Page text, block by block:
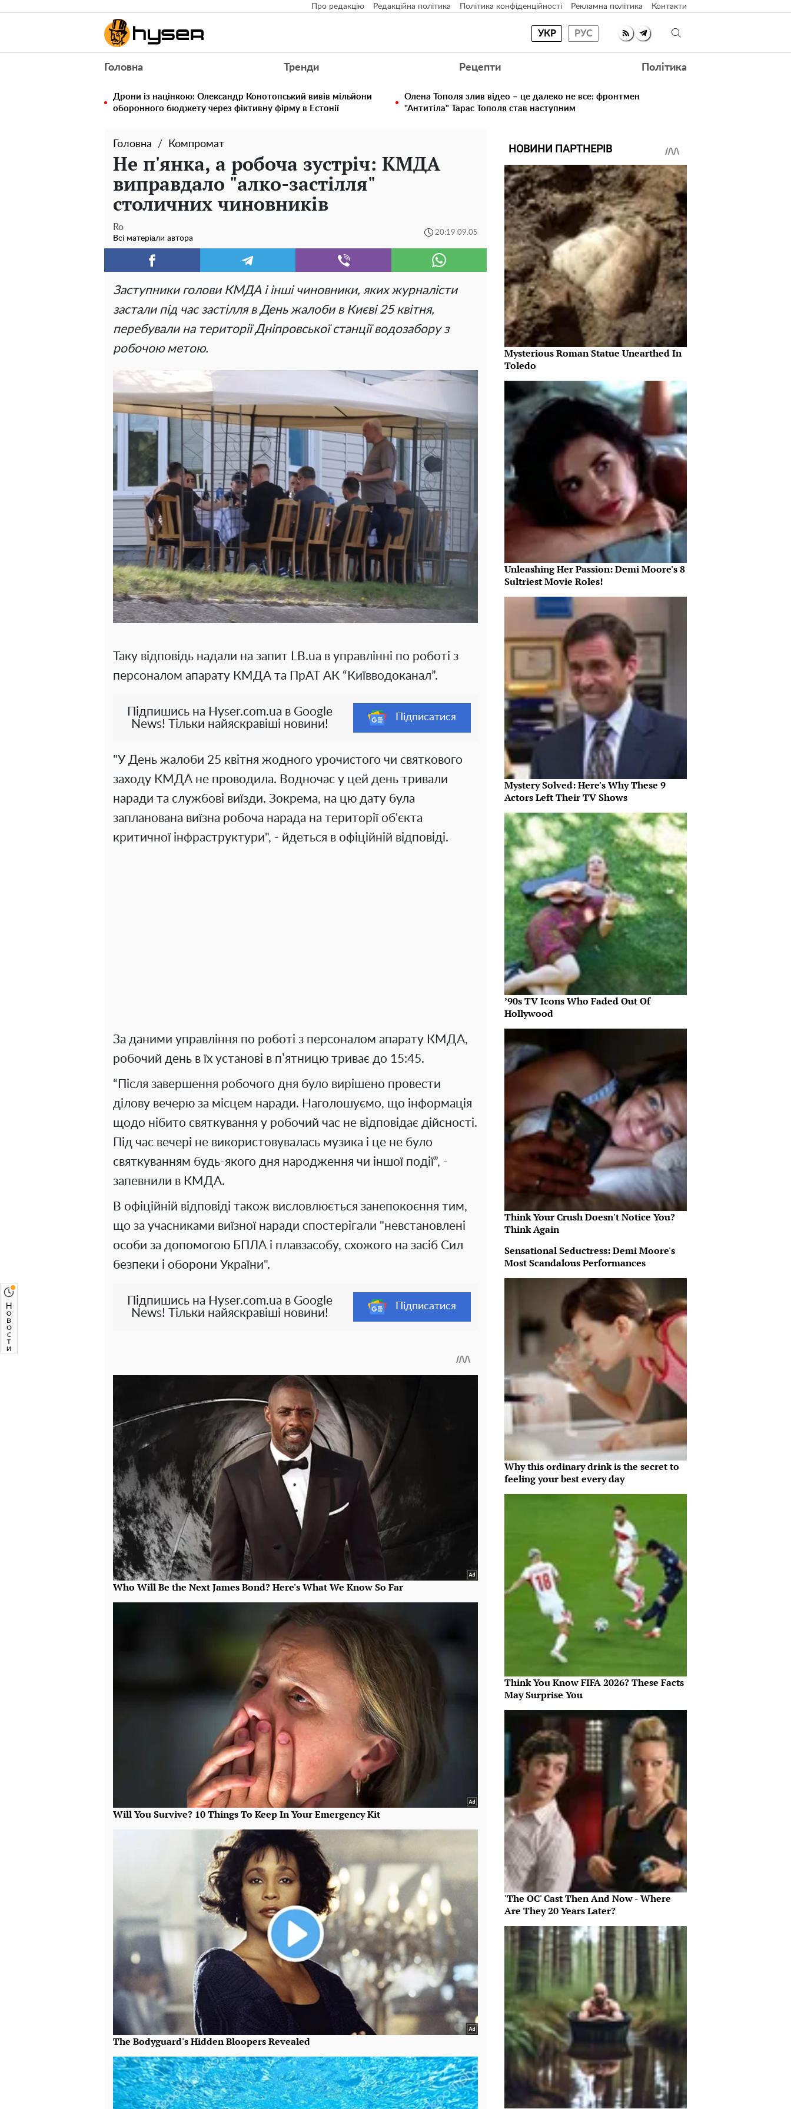
Про редакцію Редакційна політика Політика конфіденційності Рекламна політика Контакти
УКР РУС
Головна Тренди Рецепти Політика
Дрони із націнкою: Олександр Конотопський вивів мільйони
оборонного бюджету через фіктивну фірму в Естонії
Олена Тополя злив відео – це далеко не все: фронтмен
"Антитіла" Тарас Тополя став наступним
Головна Компромат
Не п'янка, а робоча зустріч: КМДА
виправдало "алко-застілля"
столичних чиновників
Ro
Всі матеріали автора
20:19 09.05
Заступники голови КМДА і інші чиновники, яких журналісти
застали під час застілля в День жалоби в Києві 25 квітня,
перебували на території Дніпровської станції водозабору з
робочою метою.
Таку відповідь надали на запит LB.ua в управлінні по роботі з
персоналом апарату КМДА та ПрАТ АК “Київводоканал”.
Підпишись на Hyser.com.ua в Google
News! Тільки найяскравіші новини!
Підписатися
"У День жалоби 25 квітня жодного урочистого чи святкового
заходу КМДА не проводила. Водночас у цей день тривали
наради та службові виїзди. Зокрема, на цю дату була
запланована виїзна робоча нарада на території об'єкта
критичної інфраструктури", - йдеться в офіційній відповіді.
За даними управління по роботі з персоналом апарату КМДА,
робочий день в їх установі в пʼятницю триває до 15:45.
“Після завершення робочого дня було вирішено провести
ділову вечерю за місцем наради. Наголошуємо, що інформація
щодо нібито святкування у робочий час не відповідає дійсності.
Під час вечері не використовувалась музика і це не було
святкуванням будь-якого дня народження чи іншої події”, -
запевнили в КМДА.
В офіційній відповіді також висловлюється занепокоєння тим,
що за учасниками виїзної наради спостерігали "невстановлені
особи за допомогою БПЛА і плавзасобу, схожого на засіб Сил
безпеки і оборони України".
Підпишись на Hyser.com.ua в Google
News! Тільки найяскравіші новини!
Підписатися
НОВИНИ ПАРТНЕРІВ
Mysterious Roman Statue Unearthed In
Toledo
Unleashing Her Passion: Demi Moore's 8
Sultriest Movie Roles!
Mystery Solved: Here's Why These 9
Actors Left Their TV Shows
’90s TV Icons Who Faded Out Of
Hollywood
Think Your Crush Doesn't Notice You?
Think Again
Sensational Seductress: Demi Moore's
Most Scandalous Performances
Why this ordinary drink is the secret to
feeling your best every day
Think You Know FIFA 2026? These Facts
May Surprise You
'The OC' Cast Then And Now - Where
Are They 20 Years Later?